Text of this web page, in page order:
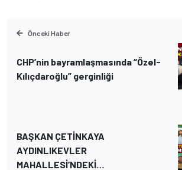
Önceki Haber
CHP’nin bayramlaşmasında “Özel-
Kılıçdaroğlu” gerginliği
BAŞKAN ÇETİNKAYA
AYDINLIKEVLER
MAHALLESİ’NDEKİ